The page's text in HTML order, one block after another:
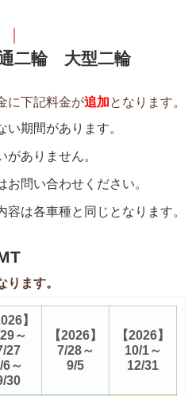
二輪 大型二輪
に下記料金が追加となります。
期間があります。
ありません。
問い合わせください。
は各車種と同じとなります。
ります。
】
～
27
6～
30
【2026】
7/28～
9/5
【2026】
10/1～
12/31